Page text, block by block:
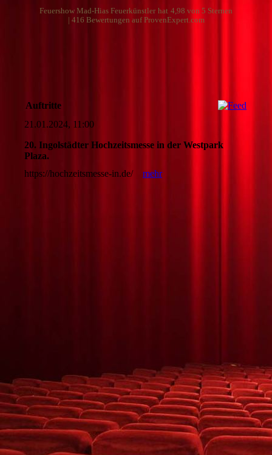
Auftritte
21.01.2024, 11:00
20. Ingolstädter Hochzeitsmesse in der Westpark
Plaza.
https://hochzeitsmesse-in.de/ mehr